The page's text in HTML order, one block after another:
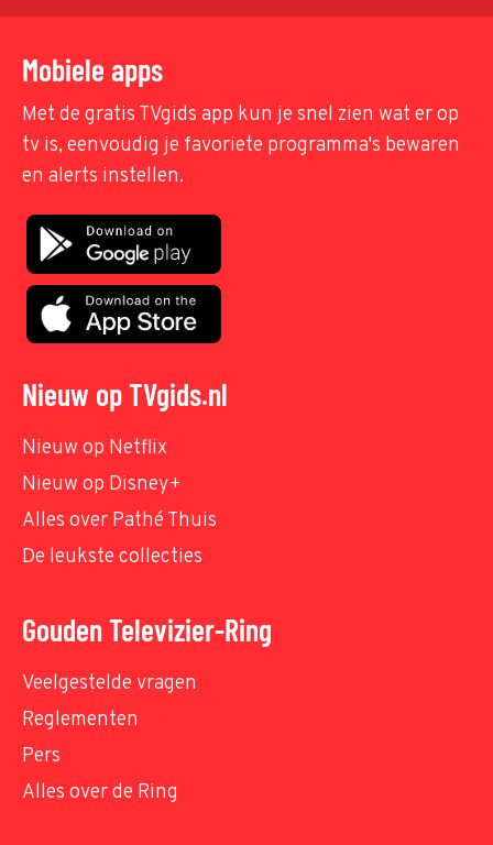
Mobiele apps
Met de gratis TVgids app kun je snel zien wat er op
tv is, eenvoudig je favoriete programma's bewaren
en alerts instellen.
Nieuw op TVgids.nl
Nieuw op Netflix
Nieuw op Disney+
Alles over Pathé Thuis
De leukste collecties
Gouden Televizier-Ring
Veelgestelde vragen
Reglementen
Pers
Alles over de Ring